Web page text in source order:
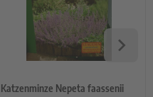
Katzenminze Nepeta faassenii